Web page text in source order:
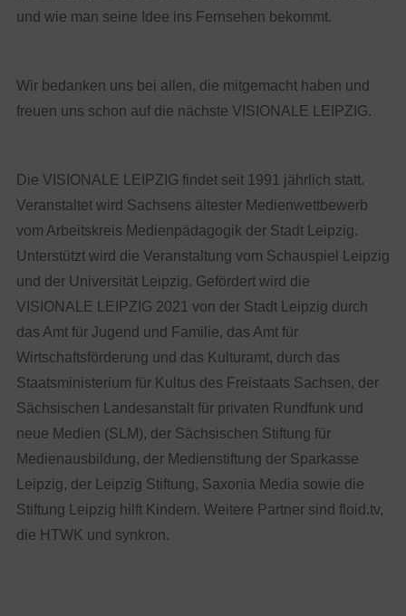
und wie man seine Idee ins Fernsehen bekommt.
Wir bedanken uns bei allen, die mitgemacht haben und
freuen uns schon auf die nächste VISIONALE LEIPZIG.
Die VISIONALE LEIPZIG findet seit 1991 jährlich statt.
Veranstaltet wird Sachsens ältester Medienwettbewerb
vom Arbeitskreis Medienpädagogik der Stadt Leipzig.
Unterstützt wird die Veranstaltung vom Schauspiel Leipzig
und der Universität Leipzig. Gefördert wird die
VISIONALE LEIPZIG 2021 von der Stadt Leipzig durch
das Amt für Jugend und Familie, das Amt für
Wirtschaftsförderung und das Kulturamt, durch das
Staatsministerium für Kultus des Freistaats Sachsen, der
Sächsischen Landesanstalt für privaten Rundfunk und
neue Medien (SLM), der Sächsischen Stiftung für
Medienausbildung, der Medienstiftung der Sparkasse
Leipzig, der Leipzig Stiftung, Saxonia Media sowie die
Stiftung Leipzig hilft Kindern. Weitere Partner sind floid.tv,
die HTWK und synkron.